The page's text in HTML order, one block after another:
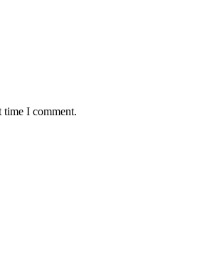
time I comment.